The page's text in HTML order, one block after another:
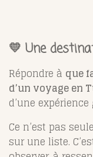
💛 Une
Répondre à que
d’un voyage en
d’une
Ce n’est pas
sur une liste.